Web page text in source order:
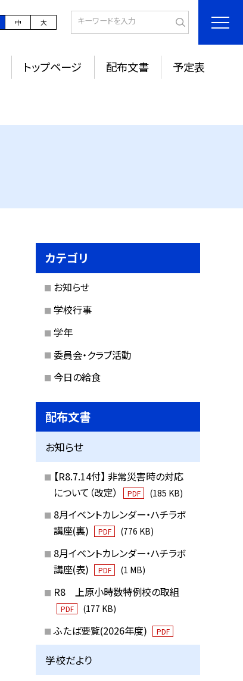
中 大
トップページ 配布文書 予定表
カテゴリ
お知らせ
学校行事
学年
委員会・クラブ活動
今日の給食
配布文書
お知らせ
【R8.7.14付】 非常災害時の対応
について（改定）
PDF (185 KB)
8月イベントカレンダー・ハチラボ
講座(裏)
PDF (776 KB)
8月イベントカレンダー・ハチラボ
講座(表)
PDF (1 MB)
R8 上原小時数特例校の取組
PDF (177 KB)
ふたば要覧(2026年度) PDF
学校だより